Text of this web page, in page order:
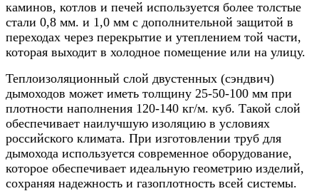
каминов, котлов и печей используется более толстые
стали 0,8 мм. и 1,0 мм с дополнительной защитой в
переходах через перекрытие и утеплением той части,
которая выходит в холодное помещение или на улицу.
Теплоизоляционный слой двустенных (сэндвич)
дымоходов может иметь толщину 25-50-100 мм при
плотности наполнения 120-140 кг/м. куб. Такой слой
обеспечивает наилучшую изоляцию в условиях
российского климата. При изготовлении труб для
дымохода используется современное оборудование,
которое обеспечивает идеальную геометрию изделий,
сохраняя надежность и газоплотность всей системы.